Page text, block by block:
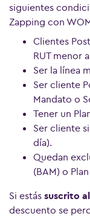
siguientes
Zapping con
Clientes
RUT menor
Ser la línea
Ser cliente
Mandato o
Tener un
Ser cliente
día).
Quedan
(BAM) o
Si estás suscrito
descuento se